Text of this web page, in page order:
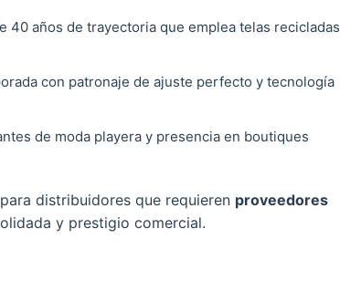
40 años de trayectoria que emplea telas recicladas
con patronaje de ajuste perfecto y tecnología
de moda playera y presencia en boutiques
distribuidores que requieren proveedores
y prestigio comercial.